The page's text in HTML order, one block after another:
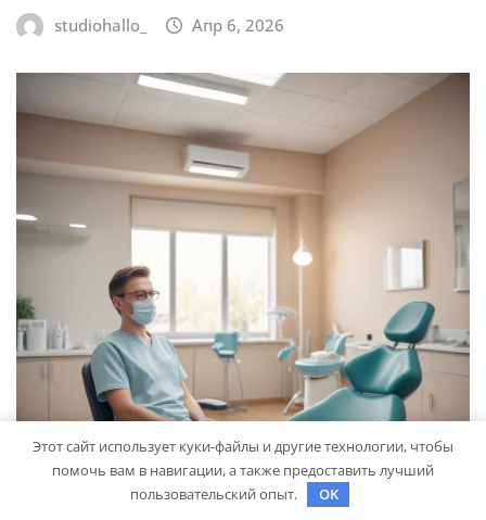
studiohallo_ Апр 6, 2026
Этот сайт использует куки-файлы и другие технологии, чтобы
помочь вам в навигации, а также предоставить лучший
пользовательский опыт.
OK